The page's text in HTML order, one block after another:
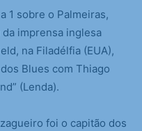
1 sobre o Palmeiras,
imprensa inglesa
na Filadélfia (EUA),
Blues com Thiago
(Lenda).
foi o capitão dos